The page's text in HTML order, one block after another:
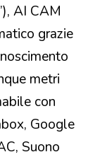
AI CAM
grazie
metri
con
Google
Suono